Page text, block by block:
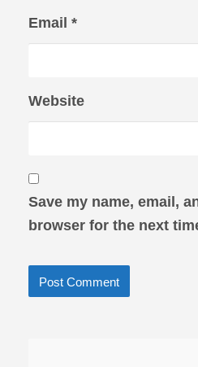
Email *
Website
Save my name, email,
browser for the next